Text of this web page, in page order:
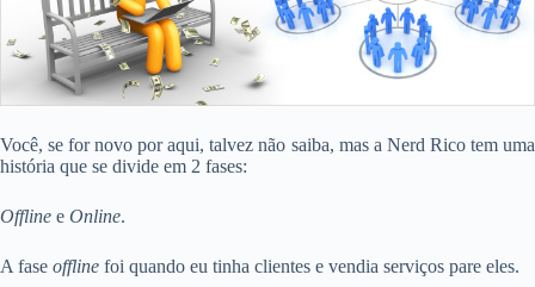
Você, se for novo por aqui, talvez não saiba, mas a Nerd Rico tem uma
história que se divide em 2 fases:
Offline e Online.
A fase offline foi quando eu tinha clientes e vendia serviços pare eles.